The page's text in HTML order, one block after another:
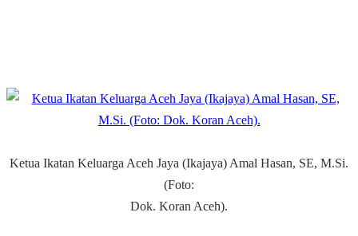
Ketua Ikatan Keluarga Aceh Jaya (Ikajaya) Amal Hasan, SE, M.Si.
(Foto:
Dok. Koran Aceh).